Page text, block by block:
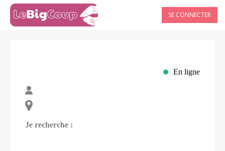
SE CONNECTER
En ligne
Je recherche :